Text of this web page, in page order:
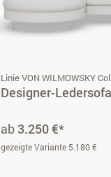
Linie VON WILMOWSKY
Designer-
ab 3.250 €*
gezeigte Variante 5.180 €